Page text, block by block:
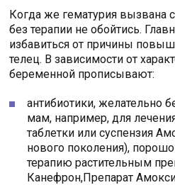
Когда же гематурия вызвана
без терапии не обойтись.
избавиться от причины
телец. В зависимости от
беременной прописывают:
антибиотики, желательно
мам, например, для
таблетки или суспензия
нового поколения),
терапию растительным
Канефрон,Препарат